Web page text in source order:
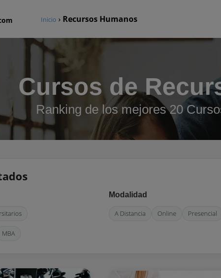
Inicio › Recursos Humanos
Cursos de
Ranking de los mejores 20
MBA
Modalidad
A Distancia Online Presencial